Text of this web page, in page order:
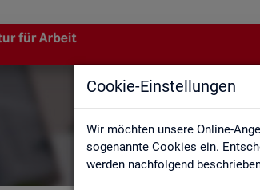
Cookie-Einstellungen
Wir möchten unsere Online-
sogenannte Cookies ein.
werden nachfolgend